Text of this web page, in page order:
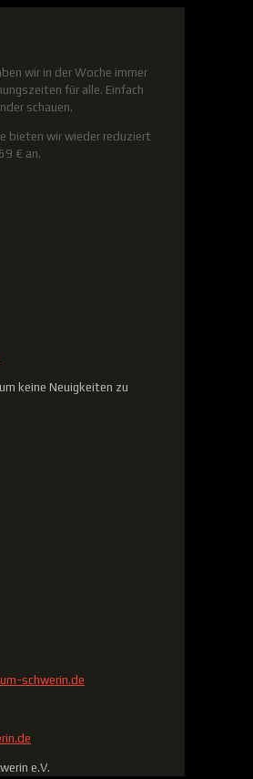
wir in der Woche immer
für alle. Einfach
schauen.
bieten wir wieder reduziert
€ an.
keine Neuigkeiten zu
schwerin.de
e.V.